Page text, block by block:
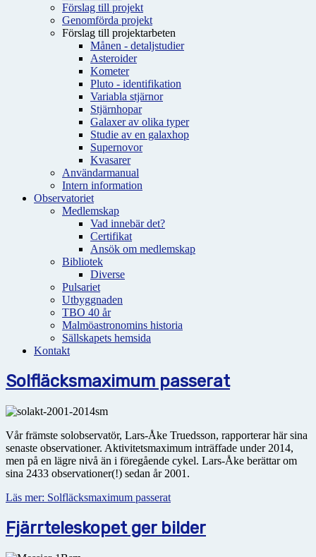
Förslag till projekt
Genomförda projekt
Förslag till projektarbeten
Månen - detaljstudier
Asteroider
Kometer
Pluto - identifikation
Variabla stjärnor
Stjärnhopar
Galaxer av olika typer
Studie av en galaxhop
Supernovor
Kvasarer
Användarmanual
Intern information
Observatoriet
Medlemskap
Vad innebär det?
Certifikat
Ansök om medlemskap
Bibliotek
Diverse
Pulsariet
Utbyggnaden
TBO 40 år
Malmöastronomins historia
Sällskapets hemsida
Kontakt
Solfläcksmaximum passerat
Vår främste solobservatör, Lars-Åke Truedsson, rapporterar här sina
senaste observationer. Aktivitetsmaximum inträffade under 2014,
men på en lägre nivå än i föregående cykel. Lars-Åke berättar om
sina 2433 observationer(!) sedan år 2001.
Läs mer: Solfläcksmaximum passerat
Fjärrteleskopet ger bilder